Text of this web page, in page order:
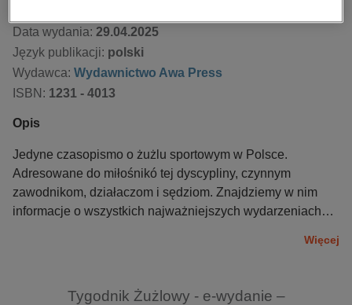
Data wydania: 29.04.2025
Język publikacji: polski
Wydawca: Wydawnictwo Awa Press
ISBN: 1231 - 4013
Opis
Jedyne czasopismo o żużlu sportowym w Polsce.
Adresowane do miłośnikó tej dyscypliny, czynnym
zawodnikom, działaczom i sędziom. Znajdziemy w nim
informacje o wszystkich najważniejszych wydarzeniach
relacje z zawodów, analizy ligowe i przegląd najnowszych
obowiązkowa dla każdego fana wyścigów motorowych.
Więcej
Tygodnik Żużlowy - e-wydanie –